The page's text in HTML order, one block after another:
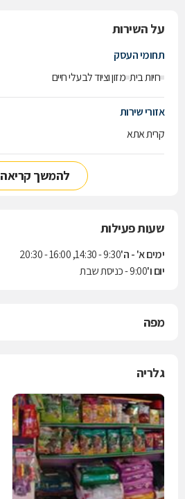
על השירות
תחומי העסק
חיות בית מזון וציוד לבעלי חיים
אזורי שירות
קרית אתא
להמשך קריאה
שעות פעילות
ימים א' - ה'9:30 - 14:30, 16:00 - 20:30
יום ו'9:00 - כניסת שבת
מפה
גלריה